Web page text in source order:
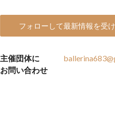
フォローして最新情報を受
主催団体に
お問い合わせ